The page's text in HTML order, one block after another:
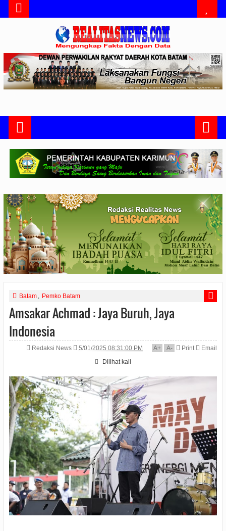
Batam Pemko Batam
Amsakar Achmad : Jaya Buruh, Jaya
Indonesia
Redaksi News 5/01/2025 08:31:00 PM A+ A- Print
Email
Dilihat kali